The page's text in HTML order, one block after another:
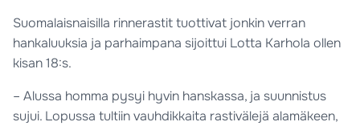
Suomalaisnaisilla rinnerastit tuottivat jonkin verran
hankaluuksia ja parhaimpana sijoittui Lotta Karhola ollen
kisan 18:s.
– Alussa homma pysyi hyvin hanskassa, ja suunnistus
sujui. Lopussa tultiin vauhdikkaita rastivälejä alamäkeen,